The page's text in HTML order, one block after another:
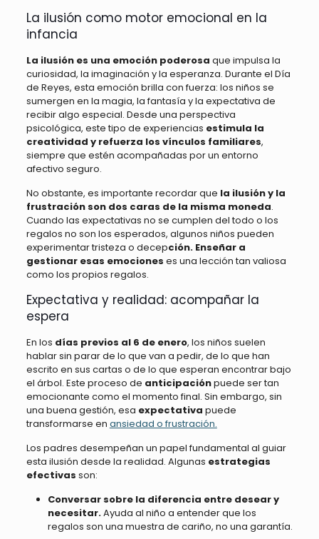
La ilusión como motor emocional en la
infancia
La ilusión es una emoción poderosa que impulsa la
curiosidad, la imaginación y la esperanza. Durante el Día
de Reyes, esta emoción brilla con fuerza: los niños se
sumergen en la magia, la fantasía y la expectativa de
recibir algo especial. Desde una perspectiva
psicológica, este tipo de experiencias estimula la
creatividad y refuerza los vínculos familiares,
siempre que estén acompañadas por un entorno
afectivo seguro.
No obstante, es importante recordar que la ilusión y la
frustración son dos caras de la misma moneda.
Cuando las expectativas no se cumplen del todo o los
regalos no son los esperados, algunos niños pueden
experimentar tristeza o decepción. Enseñar a
gestionar esas emociones es una lección tan valiosa
como los propios regalos.
Expectativa y realidad: acompañar la
espera
En los días previos al 6 de enero, los niños suelen
hablar sin parar de lo que van a pedir, de lo que han
escrito en sus cartas o de lo que esperan encontrar bajo
el árbol. Este proceso de anticipaciónpuede ser tan
emocionante como el momento final. Sin embargo, sin
una buena gestión, esa expectativa puede
transformarse en ansiedad o frustración.
Los padres desempeñan un papel fundamental al guiar
esta ilusión desde la realidad. Algunas estrategias
efectivas son:
Conversar sobre la diferencia entre desear y
necesitar.Ayuda al niño a entender que los
regalos son una muestra de cariño, no una garantía.